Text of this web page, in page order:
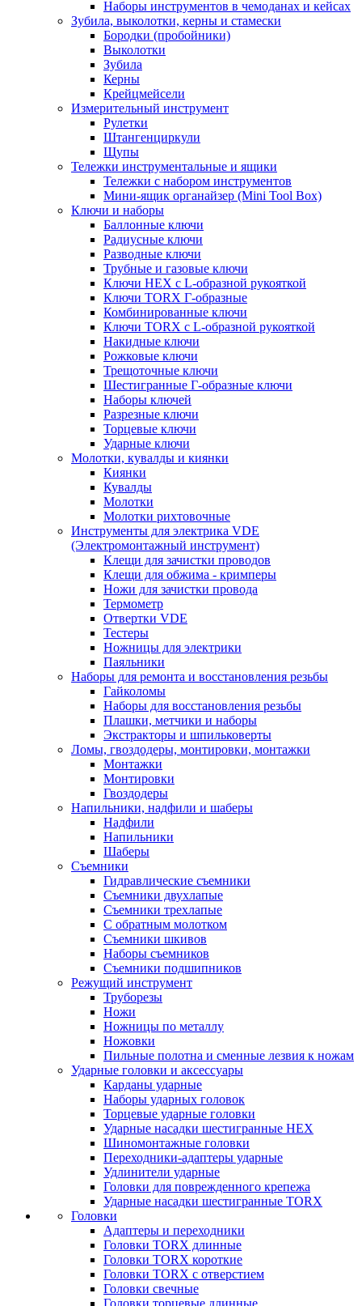
Наборы инструментов в чемоданах и кейсах
Зубила, выколотки, керны и стамески
Бородки (пробойники)
Выколотки
Зубила
Керны
Крейцмейсели
Измерительный инструмент
Рулетки
Штангенциркули
Щупы
Тележки инструментальные и ящики
Тележки с набором инструментов
Мини-ящик органайзер (Mini Tool Box)
Ключи и наборы
Баллонные ключи
Радиусные ключи
Разводные ключи
Трубные и газовые ключи
Ключи HEX с L-образной рукояткой
Ключи TORX Г-образные
Комбинированные ключи
Ключи TORX с L-образной рукояткой
Накидные ключи
Рожковые ключи
Трещоточные ключи
Шестигранные Г-образные ключи
Наборы ключей
Разрезные ключи
Торцевые ключи
Ударные ключи
Молотки, кувалды и киянки
Киянки
Кувалды
Молотки
Молотки рихтовочные
Инструменты для электрика VDE
(Электромонтажный инструмент)
Клещи для зачистки проводов
Клещи для обжима - кримперы
Ножи для зачистки провода
Термометр
Отвертки VDE
Тестеры
Ножницы для электрики
Паяльники
Наборы для ремонта и восстановления резьбы
Гайколомы
Наборы для восстановления резьбы
Плашки, метчики и наборы
Экстракторы и шпильковерты
Ломы, гвоздодеры, монтировки, монтажки
Монтажки
Монтировки
Гвоздодеры
Напильники, надфили и шаберы
Надфили
Напильники
Шаберы
Съемники
Гидравлические съемники
Съемники двухлапые
Съемники трехлапые
С обратным молотком
Съемники шкивов
Наборы съемников
Съемники подшипников
Режущий инструмент
Труборезы
Ножи
Ножницы по металлу
Ножовки
Пильные полотна и сменные лезвия к ножам
Ударные головки и аксессуары
Карданы ударные
Наборы ударных головок
Торцевые ударные головки
Ударные насадки шестигранные HEX
Шиномонтажные головки
Переходники-адаптеры ударные
Удлинители ударные
Головки для поврежденного крепежа
Ударные насадки шестигранные TORX
Головки
Адаптеры и переходники
Головки TORX длинные
Головки TORX короткие
Головки TORX с отверстием
Головки свечные
Головки торцевые длинные